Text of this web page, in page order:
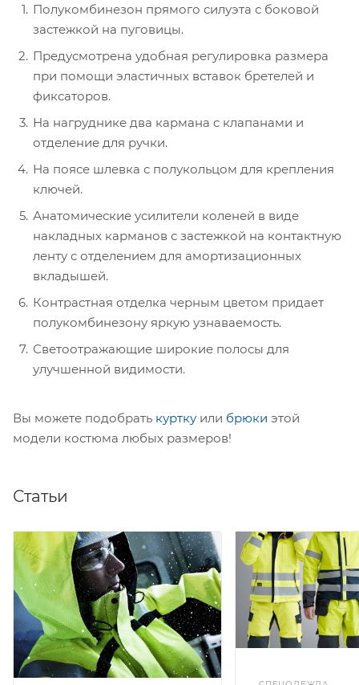
Полукомбинезон прямого силуэта с боковой
застежкой на пуговицы.
Предусмотрена удобная регулировка размера
при помощи эластичных вставок бретелей и
фиксаторов.
На нагруднике два кармана с клапанами и
отделение для ручки.
На поясе шлевка с полукольцом для крепления
ключей.
Анатомические усилители коленей в виде
накладных карманов с застежкой на контактную
ленту с отделением для амортизационных
вкладышей.
Контрастная отделка черным цветом придает
полукомбинезону яркую узнаваемость.
Светоотражающие широкие полосы для
улучшенной видимости.
Вы можете подобрать куртку или брюки этой
модели костюма любых размеров!
Статьи